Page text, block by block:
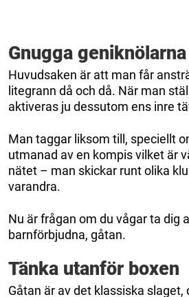
Gnugga geniknölarna
Huvudsaken är att man får
litegrann då och då. När man
aktiveras ju dessutom ens inre
Man taggar liksom till, speciellt
utmanad av en kompis vilket är
nätet – man skickar runt olika
varandra.
Nu är frågan om du vågar ta dig
barnförbjudna, gåtan.
Tänka utanför boxen
Gåtan är av det klassiska